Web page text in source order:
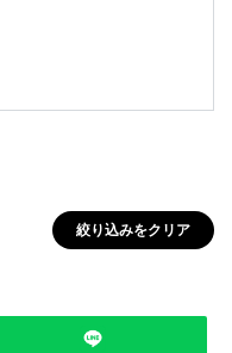
絞り込みをクリア